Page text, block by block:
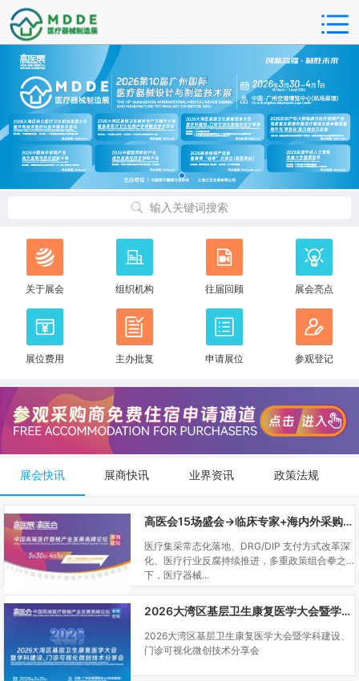
输入关键词搜索
关于展会 组织机构 往届回顾 展会亮点
展位费用 主办批复 申请展位 参观登记
展会快讯 展商快讯 业界资讯 政策法规
高医会15场盛会→临床专家+海内外采购商双向对接
医疗集采常态化落地、DRG/DIP 支付方式改革深
化、医疗行业反腐持续推进，多重政策组合拳之
下，医疗器械...
2026大湾区基层卫生康复医学大会暨学科建设、门诊可视化微创技术分享会
2026大湾区基层卫生康复医学大会暨学科建设、
门诊可视化微创技术分享会